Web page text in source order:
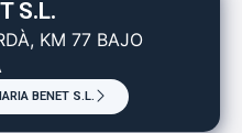
S.L.
KM 77 BAJO
BENET S.L.